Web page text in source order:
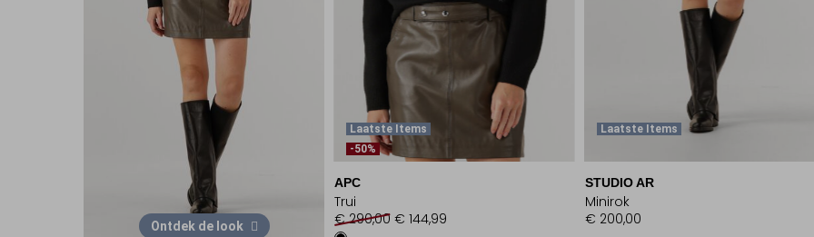
Ontdek de look
Laatste Items
-50%
APC
Trui
€ 290,00 € 144,99
Laatste Items
STUDIO AR
Minirok
€ 200,00